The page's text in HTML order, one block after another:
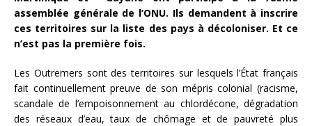
assemblée générale de l’ONU. Ils demandent à inscrire
ces territoires sur la liste des pays à décoloniser. Et ce
n’est pas la première fois.
Les Outremers sont des territoires sur lesquels l’État français
fait continuellement preuve de son mépris colonial (racisme,
scandale de l’empoisonnement au chlordécone, dégradation
des réseaux d’eau, taux de chômage et de pauvreté plus